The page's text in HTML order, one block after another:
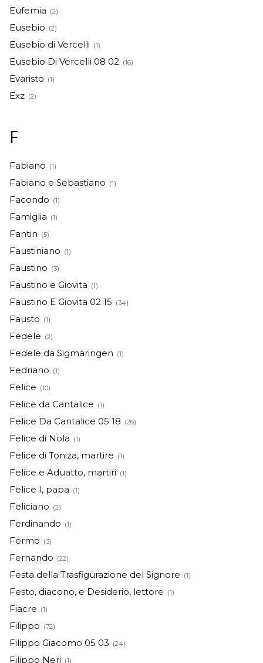
Eufemia (2)
Eusebio (2)
Eusebio di Vercelli (1)
Eusebio Di Vercelli 08 02 (16)
Evaristo (1)
Exz (2)
F
Fabiano (1)
Fabiano e Sebastiano (1)
Facondo (1)
Famiglia (1)
Fantin (5)
Faustiniano (1)
Faustino (3)
Faustino e Giovita (1)
Faustino E Giovita 02 15 (34)
Fausto (1)
Fedele (2)
Fedele da Sigmaringen (1)
Fedriano (1)
Felice (10)
Felice da Cantalice (1)
Felice Da Cantalice 05 18 (26)
Felice di Nola (1)
Felice di Toniza, martire (1)
Felice e Aduatto, martiri (1)
Felice I, papa (1)
Feliciano (2)
Ferdinando (1)
Fermo (3)
Fernando (22)
Festa della Trasfigurazione del Signore (1)
Festo, diacono, e Desiderio, lettore (1)
Fiacre (1)
Filippo (72)
Filippo Giacomo 05 03 (24)
Filippo Neri (1)